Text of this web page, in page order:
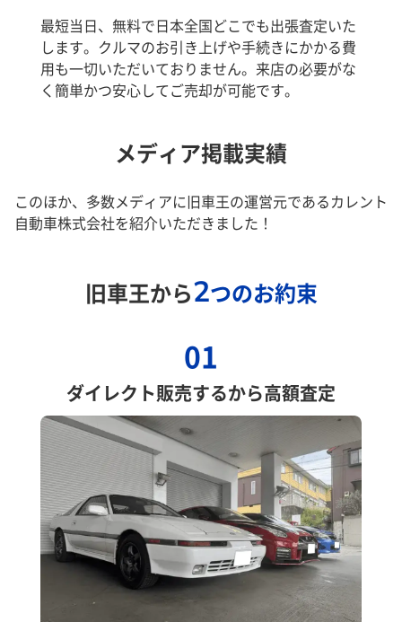
最短当日、無料で日本全国どこでも出張査定いた
します。クルマのお引き上げや手続きにかかる費
用も一切いただいておりません。来店の必要がな
く簡単かつ安心してご売却が可能です。
メディア掲載実績
このほか、多数メディアに旧車王の運営元であるカレント
自動車株式会社を紹介いただきました！
旧車王から2つのお約束
01
ダイレクト販売するから高額査定